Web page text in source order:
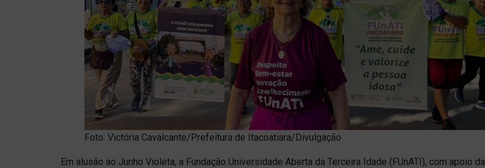
Foto: Victória Cavalcante/Prefeitura de Itacoatiara/Divulgação
Em alusão ao Junho Violeta, a Fundação Universidade Aberta da Terceira Idade (FUnATI), com apoio da